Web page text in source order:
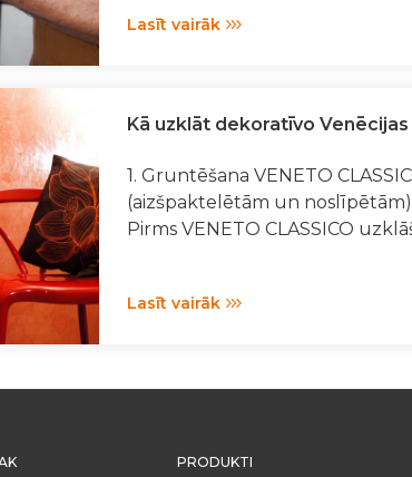
Lasīt vairāk
Kā uzklāt dekoratīvo Venēcijas
1. Gruntēšana VENETO
(aizšpaktelētām un
Pirms VENETO CLASSICO
Lasīt vairāk
PRODUKTI